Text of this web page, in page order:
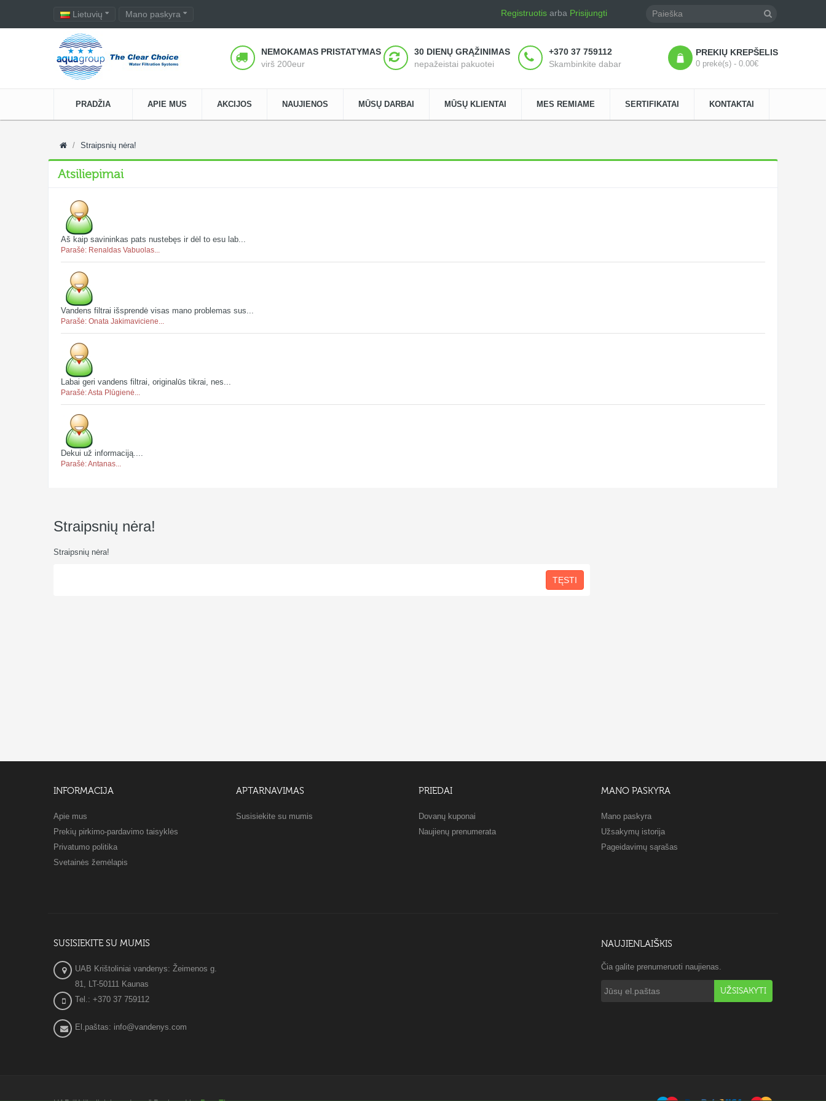
Lietuvių Mano paskyra Registruotisarba Prisijungti
NEMOKAMAS PRISTATYMAS
virš 200eur
30 DIENŲ GRĄŽINIMAS
nepažeistai pakuotei
+370 37 759112
Skambinkite dabar
PREKIŲ KREPŠELIS
0 prekė(s) - 0.00€
PRADŽIA APIE MUS AKCIJOS NAUJIENOS MŪSŲ DARBAI MŪSŲ KLIENTAI MES REMIAME SERTIFIKATAI KONTAKTAI
Straipsnių nėra!
Atsiliepimai
Aš kaip savininkas pats nustebęs ir dėl to esu lab...
Parašė: Renaldas Vabuolas...
Vandens filtrai išsprendė visas mano problemas sus...
Parašė: Onata Jakimaviciene...
Labai geri vandens filtrai, originalūs tikrai, nes...
Parašė: Asta Plūgienė...
Dekui už informaciją....
Parašė: Antanas...
Straipsnių nėra!
Straipsnių nėra!
TĘSTI
INFORMACIJA
Apie mus
Prekių pirkimo-pardavimo taisyklės
Privatumo politika
Svetainės žemėlapis
APTARNAVIMAS
Susisiekite su mumis
PRIEDAI
Dovanų kuponai
Naujienų prenumerata
MANO PASKYRA
Mano paskyra
Užsakymų istorija
Pageidavimų sąrašas
SUSISIEKITE SU MUMIS
UAB Krištoliniai vandenys: Žeimenos g.
81, LT-50111 Kaunas
Tel.: +370 37 759112
El.paštas: info@vandenys.com
NAUJIENLAIŠKIS
Čia galite prenumeruoti naujienas.
UŽSISAKYTI